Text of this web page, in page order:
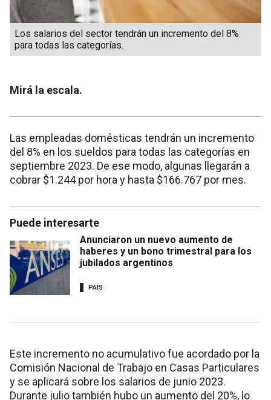
Los salarios del sector tendrán un incremento del 8%
para todas las categorías.
Mirá la escala.
Las empleadas domésticas tendrán un incremento
del 8% en los sueldos para todas las categorías en
septiembre 2023. De ese modo, algunas llegarán a
cobrar $1.244 por hora y hasta $166.767 por mes.
Puede interesarte
Anunciaron un nuevo aumento de
haberes y un bono trimestral para los
jubilados argentinos
PAÍS
Este incremento no acumulativo fue acordado por la
Comisión Nacional de Trabajo en Casas Particulares
y se aplicará sobre los salarios de junio 2023.
Durante julio también hubo un aumento del 20%, lo